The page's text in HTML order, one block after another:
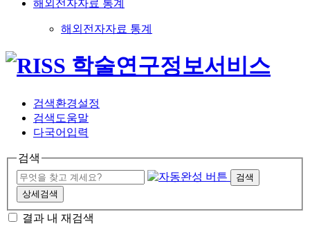
해외전자자료 통계
해외전자자료 통계
검색환경설정
검색도움말
다국어입력
검색
검색
상세검색
결과 내 재검색